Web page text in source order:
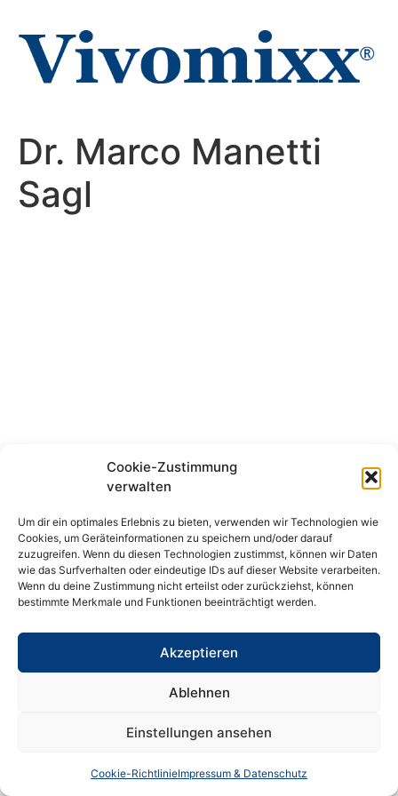
Cookie-Zustimmung
verwalten
Um dir ein optimales Erlebnis zu bieten, verwenden wir Technologien wie
Cookies, um Geräteinformationen zu speichern und/oder darauf
zuzugreifen. Wenn du diesen Technologien zustimmst, können wir Daten
wie das Surfverhalten oder eindeutige IDs auf dieser Website verarbeiten.
Wenn du deine Zustimmung nicht erteilst oder zurückziehst, können
bestimmte Merkmale und Funktionen beeinträchtigt werden.
Akzeptieren
Ablehnen
Einstellungen ansehen
Cookie-RichtlinieImpressum & Datenschutz
Inhalt
wechseln
Dr. Marco Manetti
Sagl